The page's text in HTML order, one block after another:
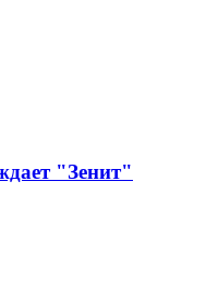
"Зенит"